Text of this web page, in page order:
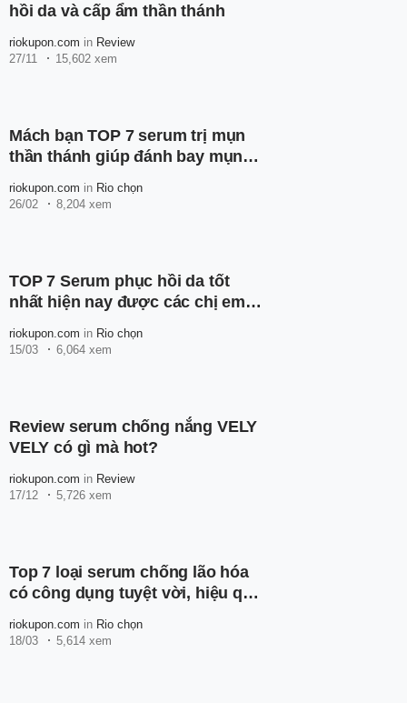
hồi da và cấp ẩm thần thánh
riokupon.com in Review
27/11
15,602 xem
Mách bạn TOP 7 serum trị mụn
thần thánh giúp đánh bay mụn,
riokupon.com in Rio chọn
26/02
8,204 xem
TOP 7 Serum phục hồi da tốt
nhất hiện nay được các chị em
riokupon.com in Rio chọn
15/03
6,064 xem
Review serum chống nắng VELY
VELY có gì mà hot?
riokupon.com in Review
17/12
5,726 xem
Top 7 loại serum chống lão hóa
có công dụng tuyệt vời, hiệu quả
riokupon.com in Rio chọn
18/03
5,614 xem